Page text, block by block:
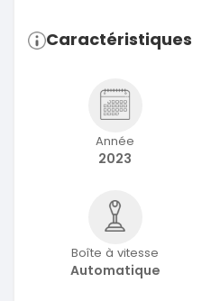
Caractéristiques
Année
2023
Boîte à vitesse
Automatique